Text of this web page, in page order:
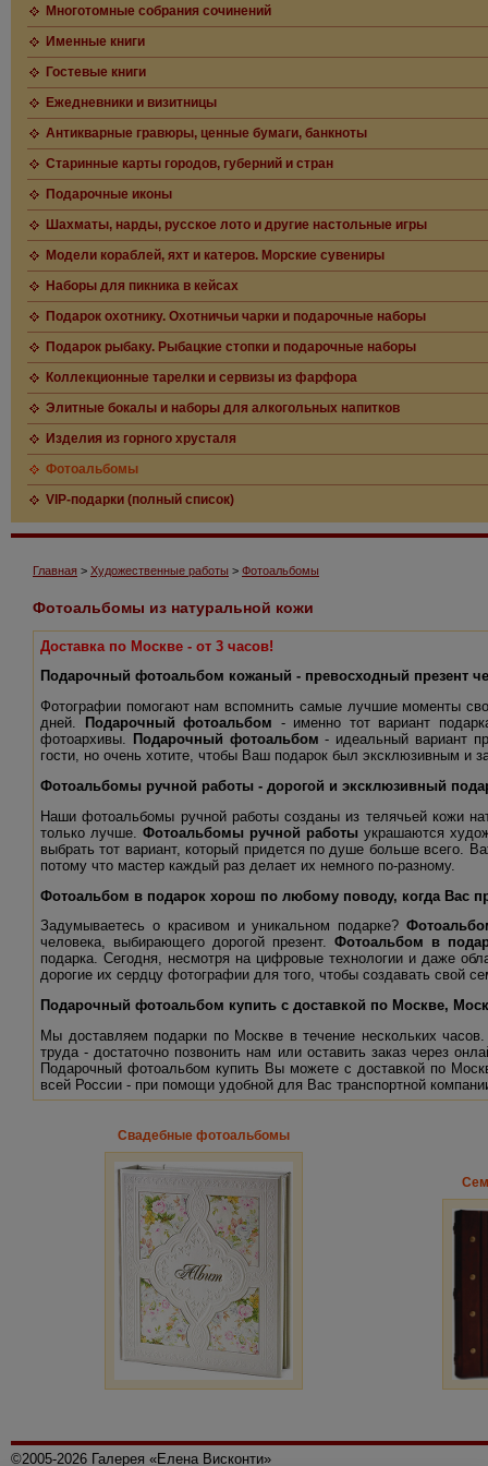
Многотомные собрания сочинений
Именные книги
Гостевые книги
Ежедневники и визитницы
Антикварные гравюры, ценные бумаги, банкноты
Старинные карты городов, губерний и стран
Подарочные иконы
Шахматы, нарды, русское лото и другие настольные игры
Модели кораблей, яхт и катеров. Морские сувениры
Наборы для пикника в кейсах
Подарок охотнику. Охотничьи чарки и подарочные наборы
Подарок рыбаку. Рыбацкие стопки и подарочные наборы
Коллекционные тарелки и сервизы из фарфора
Элитные бокалы и наборы для алкогольных напитков
Изделия из горного хрусталя
Фотоальбомы
VIP-подарки (полный список)
Главная > Художественные работы > Фотоальбомы
Фотоальбомы из натуральной кожи
Доставка по Москве - от 3 часов!
Подарочный фотоальбом кожаный - превосходный презент
Фотографии помогают нам вспомнить самые лучшие моменты
дней.
Подарочный фотоальбом - именно тот вариант
фотоархивы. Подарочный фотоальбом - идеальный вариант
гости, но очень хотите, чтобы Ваш подарок был эксклюзивным и
Фотоальбомы ручной работы - дорогой и эксклюзивный
Наши фотоальбомы ручной работы созданы из телячьей кожи
только лучше.Фотоальбомы ручной работы украшаются
выбрать тот вариант, который придется по душе больше всего.
потому что мастер каждый раз делает их немного по-разному.
Фотоальбом в подарок хорош по любому поводу, когда Вас
Задумываетесь о красивом и уникальном подарке?
человека, выбирающего дорогой презент.Фотоальбом в
подарка. Сегодня, несмотря на цифровые технологии и даже
дорогие их сердцу фотографии для того, чтобы создавать свой
Подарочный фотоальбом купить с доставкой по Москве,
Мы доставляем подарки по Москве в течение нескольких
труда - достаточно позвонить нам или оставить заказ через
Подарочный фотоальбом купить Вы можете с доставкой по
всей России - при помощи удобной для Вас транспортной
Свадебные фотоальбомы
©2005-2026 Галерея «Елена Висконти»